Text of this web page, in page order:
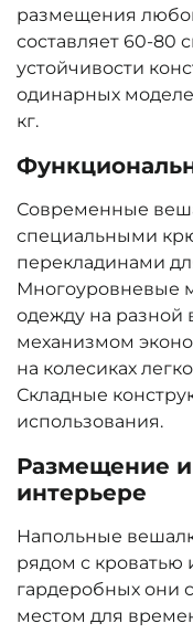
размещения
составляет 60-80
устойчивости
одинарных
кг.
Современные
специальными
перекладинами
Многоуровневые
одежду на разной
механизмом
на колесиках
Складные
использования.
Размещение
интерьере
Напольные
рядом с кроватью
гардеробных они
местом для